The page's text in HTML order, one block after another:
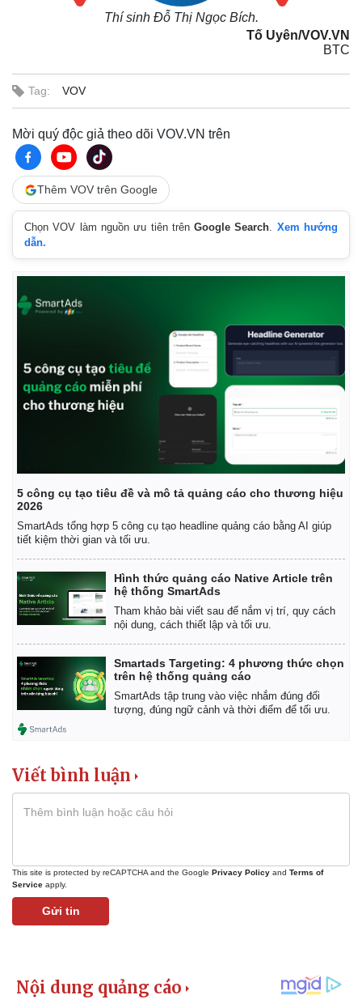
Kinh tế
Khởi nghiệp
Thí sinh Đỗ Thị Ngọc Bích.
Tố Uyên/VOV.VN
BTC
Tag: VOV
Mời quý độc giả theo dõi VOV.VN trên
Thêm VOV trên Google
Chọn VOV làm nguồn ưu tiên trênGoogle Search. Xem hướng
dẫn.
5 công cụ tạo tiêu đề và mô tả quảng cáo cho thương hiệu
2026
SmartAds tổng hợp 5 công cụ tạo headline quảng cáo bằng AI giúp
tiết kiệm thời gian và tối ưu.
Hình thức quảng cáo Native Article trên
hệ thống SmartAds
Tham khảo bài viết sau để nắm vị trí, quy cách
nội dung, cách thiết lập và tối ưu.
Smartads Targeting: 4 phương thức chọn
trên hệ thống quảng cáo
SmartAds tập trung vào việc nhắm đúng đối
tượng, đúng ngữ cảnh và thời điểm để tối ưu.
Viết bình luận
This site is protected by reCAPTCHA and the Google Privacy Policy and Terms of
Service apply.
Gửi tin